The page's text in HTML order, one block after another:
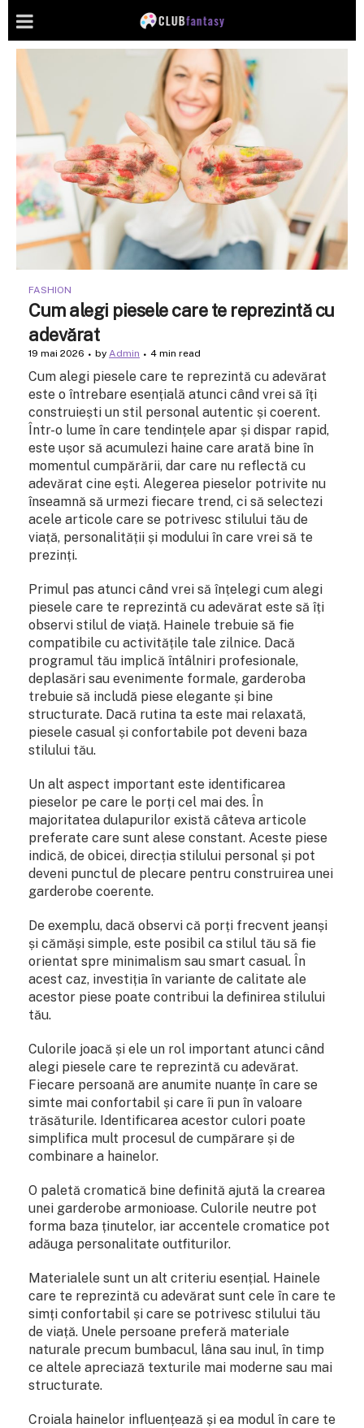
FASHION
Cum alegi piesele care te reprezintă cu
adevărat
19 mai 2026 by Admin 4 min read
Cum alegi piesele care te reprezintă cu adevărat
este o întrebare esențială atunci când vrei să îți
construiești un stil personal autentic și coerent.
Într-o lume în care tendințele apar și dispar rapid,
este ușor să acumulezi haine care arată bine în
momentul cumpărării, dar care nu reflectă cu
adevărat cine ești. Alegerea pieselor potrivite nu
înseamnă să urmezi fiecare trend, ci să selectezi
acele articole care se potrivesc stilului tău de
viață, personalității și modului în care vrei să te
prezinți.
Primul pas atunci când vrei să înțelegi cum alegi
piesele care te reprezintă cu adevărat este să îți
observi stilul de viață. Hainele trebuie să fie
compatibile cu activitățile tale zilnice. Dacă
programul tău implică întâlniri profesionale,
deplasări sau evenimente formale, garderoba
trebuie să includă piese elegante și bine
structurate. Dacă rutina ta este mai relaxată,
piesele casual și confortabile pot deveni baza
stilului tău.
Un alt aspect important este identificarea
pieselor pe care le porți cel mai des. În
majoritatea dulapurilor există câteva articole
preferate care sunt alese constant. Aceste piese
indică, de obicei, direcția stilului personal și pot
deveni punctul de plecare pentru construirea unei
garderobe coerente.
De exemplu, dacă observi că porți frecvent jeanși
și cămăși simple, este posibil ca stilul tău să fie
orientat spre minimalism sau smart casual. În
acest caz, investiția în variante de calitate ale
acestor piese poate contribui la definirea stilului
tău.
Culorile joacă și ele un rol important atunci când
alegi piesele care te reprezintă cu adevărat.
Fiecare persoană are anumite nuanțe în care se
simte mai confortabil și care îi pun în valoare
trăsăturile. Identificarea acestor culori poate
simplifica mult procesul de cumpărare și de
combinare a hainelor.
O paletă cromatică bine definită ajută la crearea
unei garderobe armonioase. Culorile neutre pot
forma baza ținutelor, iar accentele cromatice pot
adăuga personalitate outfiturilor.
Materialele sunt un alt criteriu esențial. Hainele
care te reprezintă cu adevărat sunt cele în care te
simți confortabil și care se potrivesc stilului tău
de viață. Unele persoane preferă materiale
naturale precum bumbacul, lâna sau inul, în timp
ce altele apreciază texturile mai moderne sau mai
structurate.
Croiala hainelor influențează și ea modul în care te